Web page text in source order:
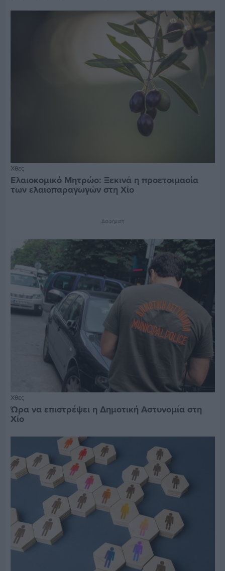
Χθες
Ελαιοκομικό Μητρώο: Ξεκινά η προετοιμασία
των ελαιοπαραγωγών στη Χίο
Διαφήμιση
Χθες
Ώρα να επιστρέψει η Δημοτική Αστυνομία στη
Χίο